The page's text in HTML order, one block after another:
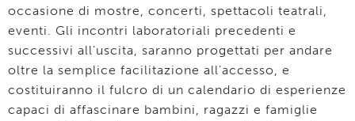
occasione di mostre, concerti, spettacoli teatrali,
eventi. Gli incontri laboratoriali precedenti e
successivi all’uscita, saranno progettati per andare
oltre la semplice facilitazione all’accesso, e
costituiranno il fulcro di un calendario di esperienze
capaci di affascinare bambini, ragazzi e famiglie